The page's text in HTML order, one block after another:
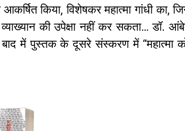
किया, विशेषकर महात्मा गांधी का,
की उपेक्षा नहीं कर सकता… डॉ.
में पुस्तक के दूसरे संस्करण में “महात्मा